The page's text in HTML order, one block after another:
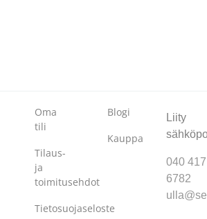
Oma
tili
Tilaus-
ja
toimitusehdot
Tietosuojaseloste
Blogi
Kauppa
Liity
040 417
6782